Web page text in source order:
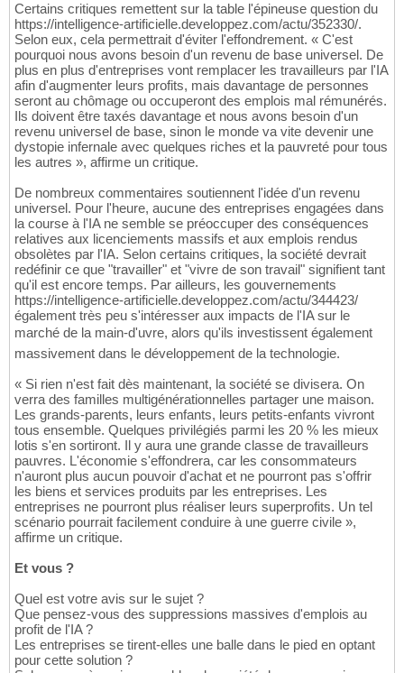
Certains critiques remettent sur la table l'épineuse question du
https://intelligence-artificielle.developpez.com/actu/352330/.
Selon eux, cela permettrait d'éviter l'effondrement. « C'est
pourquoi nous avons besoin d'un revenu de base universel. De
plus en plus d'entreprises vont remplacer les travailleurs par l'IA
afin d'augmenter leurs profits, mais davantage de personnes
seront au chômage ou occuperont des emplois mal rémunérés.
Ils doivent être taxés davantage et nous avons besoin d'un
revenu universel de base, sinon le monde va vite devenir une
dystopie infernale avec quelques riches et la pauvreté pour tous
les autres », affirme un critique.
De nombreux commentaires soutiennent l'idée d'un revenu
universel. Pour l'heure, aucune des entreprises engagées dans
la course à l'IA ne semble se préoccuper des conséquences
relatives aux licenciements massifs et aux emplois rendus
obsolètes par l'IA. Selon certains critiques, la société devrait
redéfinir ce que "travailler" et "vivre de son travail" signifient tant
qu'il est encore temps. Par ailleurs, les gouvernements
https://intelligence-artificielle.developpez.com/actu/344423/
également très peu s'intéresser aux impacts de l'IA sur le
marché de la main-d'uvre, alors qu'ils investissent également
massivement dans le développement de la technologie.
« Si rien n'est fait dès maintenant, la société se divisera. On
verra des familles multigénérationnelles partager une maison.
Les grands-parents, leurs enfants, leurs petits-enfants vivront
tous ensemble. Quelques privilégiés parmi les 20 % les mieux
lotis s'en sortiront. Il y aura une grande classe de travailleurs
pauvres. L'économie s'effondrera, car les consommateurs
n'auront plus aucun pouvoir d'achat et ne pourront pas s'offrir
les biens et services produits par les entreprises. Les
entreprises ne pourront plus réaliser leurs superprofits. Un tel
scénario pourrait facilement conduire à une guerre civile »,
affirme un critique.
Et vous ?
Quel est votre avis sur le sujet ?
Que pensez-vous des suppressions massives d'emplois au
profit de l'IA ?
Les entreprises se tirent-elles une balle dans le pied en optant
pour cette solution ?